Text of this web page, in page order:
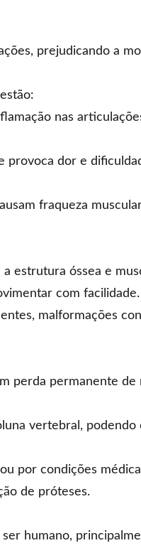
prejudicando a
nas
provoca dor e
fraqueza
estrutura óssea e
com facilidade.
malformações
perda permanente de
vertebral, podendo
por condições
de próteses.
humano,